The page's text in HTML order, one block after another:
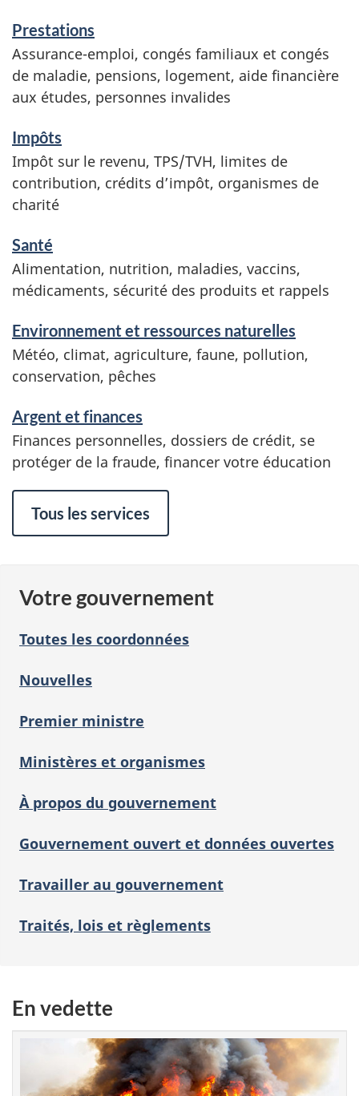
n
e
m
e
n
t
s
Prestations
Assurance-emploi, congés familiaux et congés
de maladie, pensions, logement, aide financière
aux études, personnes invalides
Impôts
Impôt sur le revenu, TPS/TVH, limites de
contribution, crédits d’impôt, organismes de
charité
Santé
Alimentation, nutrition, maladies, vaccins,
médicaments, sécurité des produits et rappels
Environnement et ressources naturelles
Météo, climat, agriculture, faune, pollution,
conservation, pêches
Argent et finances
Finances personnelles, dossiers de crédit, se
protéger de la fraude, financer votre éducation
Tous les services
Votre gouvernement
Toutes les coordonnées
Nouvelles
Premier ministre
Ministères et organismes
À propos du gouvernement
Gouvernement ouvert et données ouvertes
Travailler au gouvernement
Traités, lois et règlements
En vedette